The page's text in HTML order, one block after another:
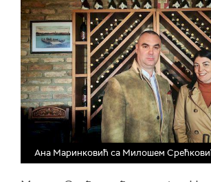
Ана Маринковић са Милошем